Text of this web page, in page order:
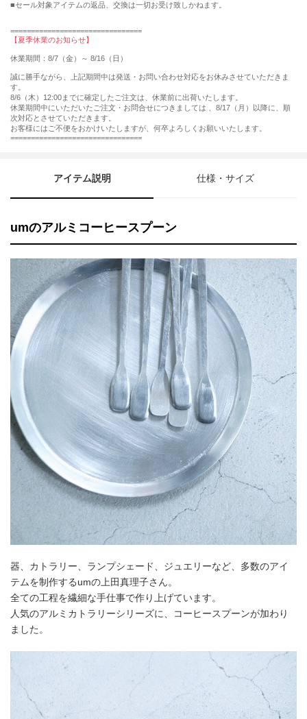
■セール対象アイテムの返品、交換は一切お受け致しかねます。
================================
【夏季休業のお知らせ】
休業期間：8/7（金）～ 8/16（日）
誠に勝手ながら、上記期間中は発送・お問い合わせ対応をお休みさせていただきま
す。
8/6（木）12:00までに確定したご注文は、休業前に出荷いたします。
休業期間中にいただいたご注文・お問合せにつきましては 、8/17（月）以降に、順
次対応とさせていただきます。
お客様にはご不便をおかけいたしますが、何卒よろしくお願いいたします。
================================
アイテム説明 仕様・サイズ
umのアルミコーヒースプーン
器、カトラリー、ランプシェード、ジュエリーなど、多数のアイ
テムを制作するumの上田真理子さん。
全ての工程を繊細な手仕事で作り上げています。
人気のアルミカトラリーシリーズに、コーヒースプーンが加わり
ました。